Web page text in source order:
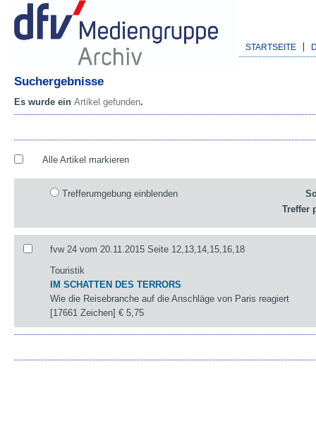
STARTSEITE
Suchergebnisse
Es wurde ein Artikel gefunden.
Alle Artikel markieren
Trefferumgebung einblenden
Treffer
fvw 24 vom 20.11.2015 Seite 12,13,14,15,16,18
Touristik
IM SCHATTEN DES TERRORS
Wie die Reisebranche auf die Anschläge von Paris reagiert
[17661 Zeichen]€ 5,75